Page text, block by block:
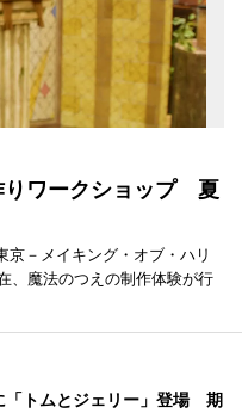
りワークショップ 夏
京－メイキング・オブ・ハリ
、魔法のつえの制作体験が行
「トムとジェリー」登場 期